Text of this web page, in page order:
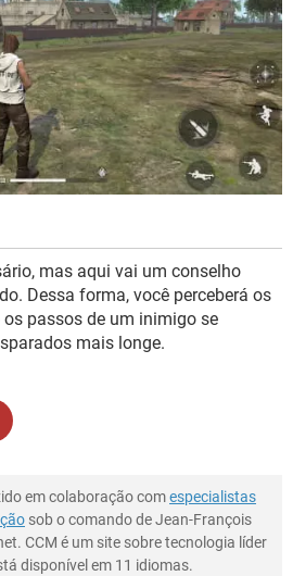
mas aqui vai um conselho
Dessa forma, você perceberá os
passos de um inimigo se
mais longe.
em colaboração comespecialistas
sob o comando de Jean-François
CCM é um site sobre tecnologia líder
disponível em 11 idiomas.